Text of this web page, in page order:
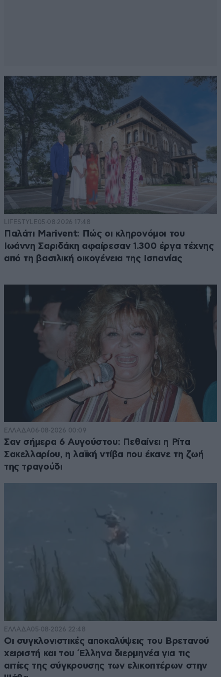
LIFESTYLE05·08·2026 17:48
Παλάτι Marivent: Πώς οι κληρονόμοι του
Ιωάννη Σαριδάκη αφαίρεσαν 1.300 έργα τέχνης
από τη βασιλική οικογένεια της Ισπανίας
ΕΛΛΑΔΑ06·08·2026 00:09
Σαν σήμερα 6 Αυγούστου: Πεθαίνει η Ρίτα
Σακελλαρίου, η λαϊκή ντίβα που έκανε τη ζωή
της τραγούδι
ΕΛΛΑΔΑ05·08·2026 22:48
Οι συγκλονιστικές αποκαλύψεις του Βρετανού
χειριστή και του Έλληνα διερμηνέα για τις
αιτίες της σύγκρουσης των ελικοπτέρων στην